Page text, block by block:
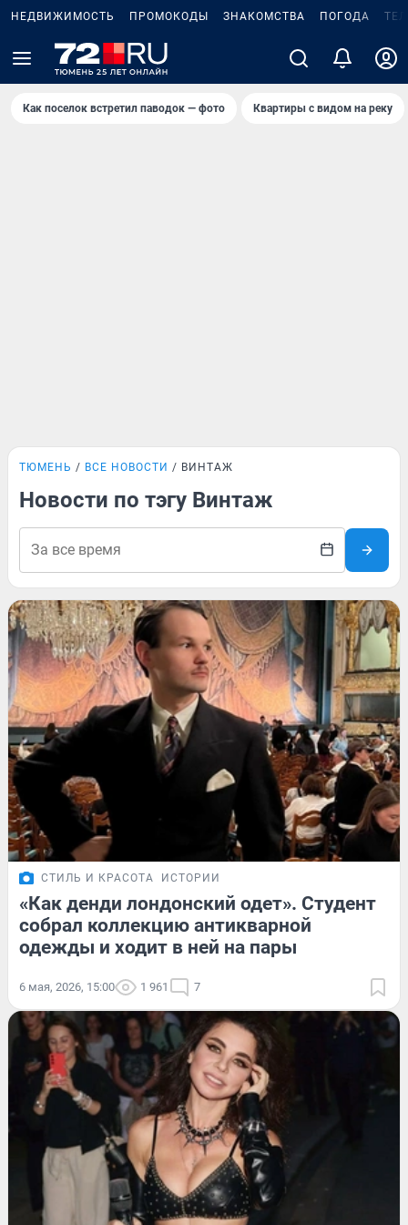
НЕДВИЖИМОСТЬ ПРОМОКОДЫ ЗНАКОМСТВА ПОГОДА
Как поселок встретил паводок — фото Квартиры с видом на реку
ТЮМЕНЬ ВСЕ НОВОСТИ ВИНТАЖ
Новости по тэгу Винтаж
СТИЛЬ И КРАСОТА ИСТОРИИ
«Как денди лондонский одет». Студент
собрал коллекцию антикварной
одежды и ходит в ней на пары
6 мая, 2026, 15:00 1 961 7